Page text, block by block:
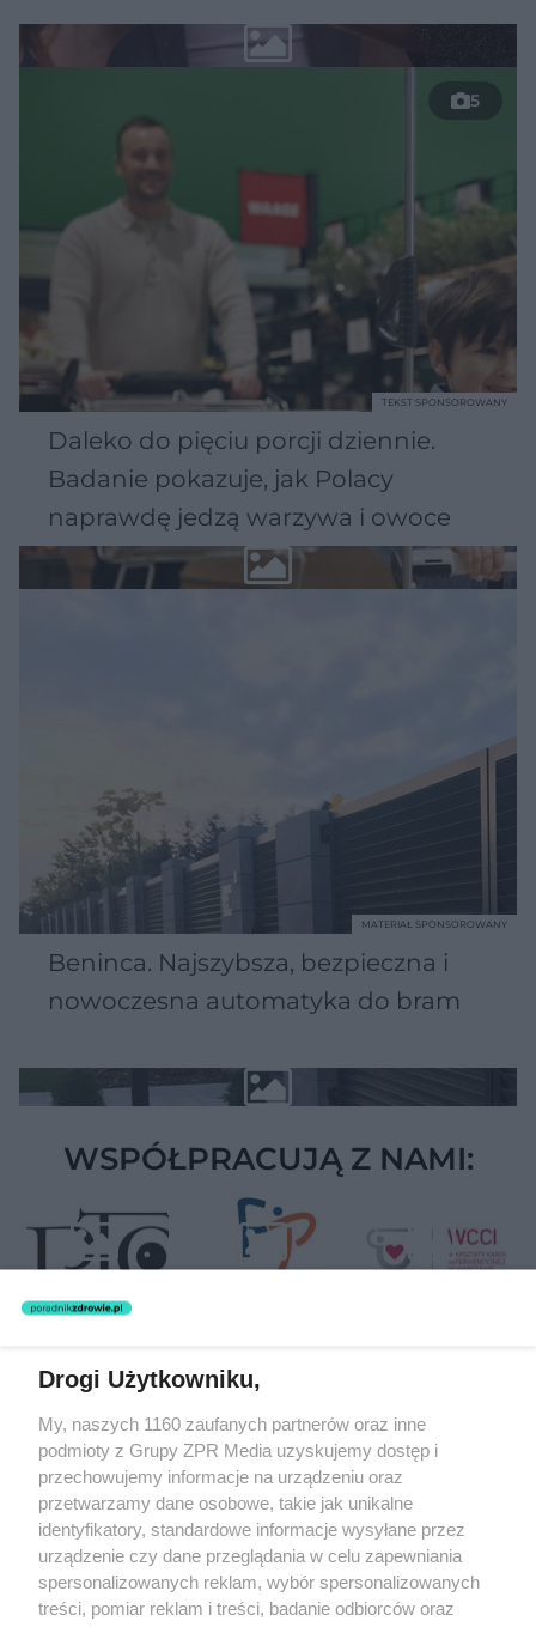
5
Daleko do pięciu porcji dziennie.
Badanie pokazuje, jak Polacy
naprawdę jedzą warzywa i owoce
TEKST SPONSOROWANY
Beninca. Najszybsza, bezpieczna i
nowoczesna automatyka do bram
MATERIAŁ SPONSOROWANY
WSPÓŁPRACUJĄ Z NAMI:
Żaden utwór zamieszczony w serwisie nie może być powielany i
rozpowszechniany lub dalej rozpowszechniany w jakikolwiek sposób
(w tym także elektroniczny lub mechaniczny) na jakimkolwiek polu
eksploatacji w jakiejkolwiek formie, włącznie z umieszczaniem w
Internecie bez pisemnej zgody właściciela praw. Jakiekolwiek użycie
lub wykorzystanie utworów w całości lub w części z naruszeniem
prawa, tzn. bez właściwej zgody, jest zabronione pod groźbą kary i
może być ścigane prawnie.
Drogi Użytkowniku,
My, naszych 1160 zaufanych partnerów oraz inne
podmioty z Grupy ZPR Media uzyskujemy dostęp i
przechowujemy informacje na urządzeniu oraz
przetwarzamy dane osobowe, takie jak unikalne
identyfikatory, standardowe informacje wysyłane przez
urządzenie czy dane przeglądania w celu zapewniania
spersonalizowanych reklam, wybór spersonalizowanych
treści, pomiar reklam i treści, badanie odbiorców oraz